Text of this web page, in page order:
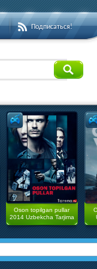
Подписаться!
Oson topilgan pullar
2014 Uzbekcha Tarjima